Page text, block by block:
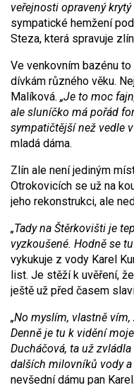
veřejnosti opravený
sympatické hemžení
Steza, která spravuje
Ve venkovním bazénu
dívkám různého věku.
Malíková. „Je to moc
ale sluníčko má pořád
sympatičtější než vedle v
mladá dáma.
Zlín ale není jediným
Otrokovicích se už na
jeho rekonstrukci, ale
„Tady na Štěrkovišti je
vyzkoušené. Hodně se
vykukuje z vody Karel
list. Je stěží k uvěření,
ještě už před časem
„No myslím, vlastně
Denně je tu k vidění
Ducháčová, ta už
dalších milovníků vody
nevšední dámu pan Karel.